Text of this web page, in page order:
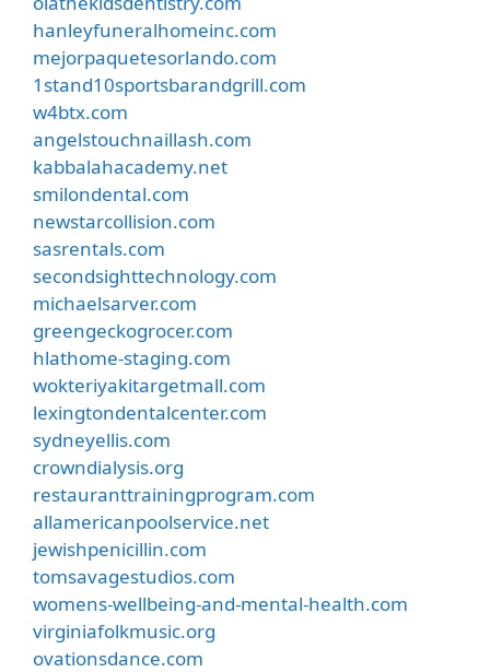
hanleyfuneralhomeinc.com
mejorpaquetesorlando.com
1stand10sportsbarandgrill.com
w4btx.com
angelstouchnaillash.com
kabbalahacademy.net
smilondental.com
newstarcollision.com
sasrentals.com
secondsighttechnology.com
michaelsarver.com
greengeckogrocer.com
hlathome-staging.com
wokteriyakitargetmall.com
lexingtondentalcenter.com
sydneyellis.com
crowndialysis.org
restauranttrainingprogram.com
allamericanpoolservice.net
jewishpenicillin.com
tomsavagestudios.com
womens-wellbeing-and-mental-health.com
virginiafolkmusic.org
ovationsdance.com